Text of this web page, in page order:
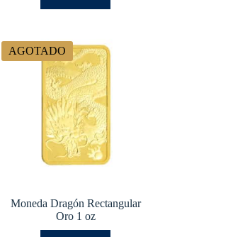
AGOTADO
Moneda Dragón Rectangular
Oro 1 oz